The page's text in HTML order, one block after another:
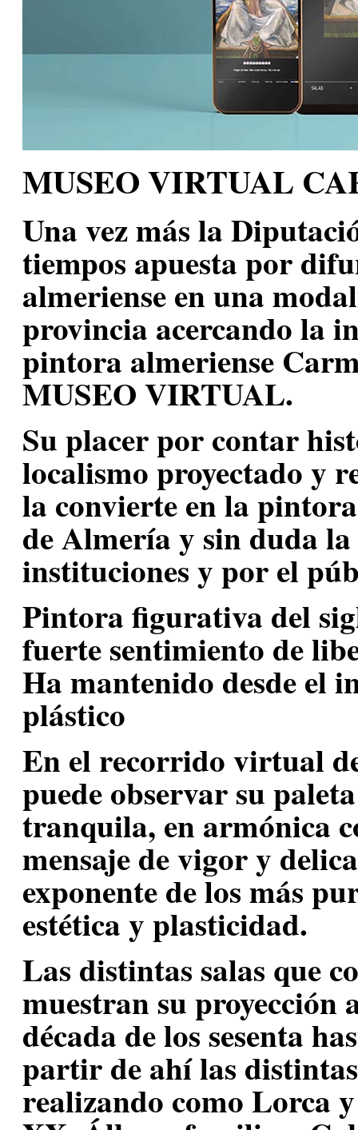
MUSEO VIRTUAL
Una vez más la
tiempos apuesta por
almeriense en una
provincia acercando la
pintora almeriense
MUSEO VIRTUAL.
Su placer por contar
localismo proyectado y
la convierte en la
de Almería y sin duda
instituciones y por el
Pintora figurativa del
fuerte sentimiento de
Ha mantenido desde el
plástico
En el recorrido virtual
puede observar su
tranquila, en armónica
mensaje de vigor y
exponente de los más
estética y plasticidad.
Las distintas salas que
muestran su proyección
década de los sesenta
partir de ahí las
realizando como Lorca